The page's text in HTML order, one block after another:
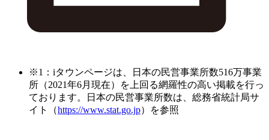
※1：iタウンページは、日本の民営事業所数516万事業
所（2021年6月現在）を上回る網羅性の高い掲載を行っ
ております。日本の民営事業所数は、総務省統計局サ
イト（https://www.stat.go.jp）を参照